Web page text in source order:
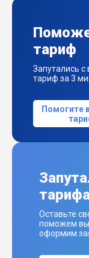
тариф
Запутались
тариф за 3
Помогите
Оставьте
поможем
оформим